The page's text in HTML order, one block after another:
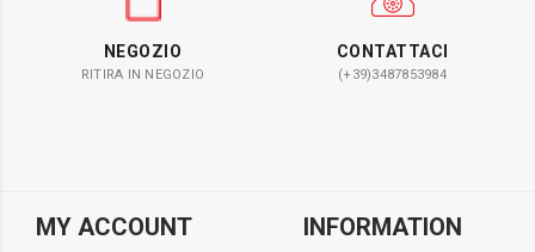
NEGOZIO
RITIRA IN NEGOZIO
CONTATTACI
(+39)3487853984
MY ACCOUNT INFORMATION